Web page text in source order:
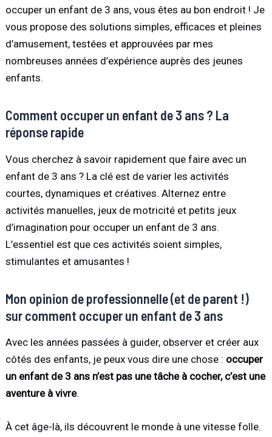
occuper un enfant de 3 ans, vous êtes au bon endroit ! Je
vous propose des solutions simples, efficaces et pleines
d’amusement, testées et approuvées par mes
nombreuses années d’expérience auprès des jeunes
enfants.
Comment occuper un enfant de 3 ans ? La
réponse rapide
Vous cherchez à savoir rapidement que faire avec un
enfant de 3 ans ? La clé est de varier les activités
courtes, dynamiques et créatives. Alternez entre
activités manuelles, jeux de motricité et petits jeux
d’imagination pour occuper un enfant de 3 ans.
L’essentiel est que ces activités soient simples,
stimulantes et amusantes !
Mon opinion de professionnelle (et de parent !)
sur comment occuper un enfant de 3 ans
Avec les années passées à guider, observer et créer aux
côtés des enfants, je peux vous dire une chose : occuper
un enfant de 3 ans n’est pas une tâche à cocher, c’est une
aventure à vivre.
À cet âge-là, ils découvrent le monde à une vitesse folle.